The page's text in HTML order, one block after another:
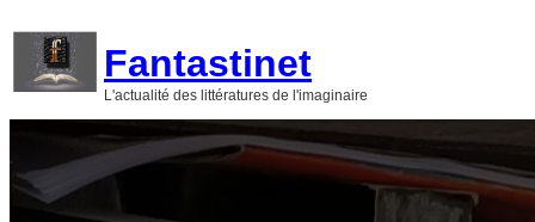
contenu
Fantastinet
L'actualité des littératures de l'imaginaire